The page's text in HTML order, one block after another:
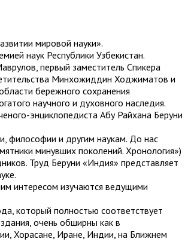
мировой науки».
наук Республики Узбекистан.
первый заместитель Спикера
Минхожиддин Ходжиматов и
бережного сохранения
научного и духовного наследия.
энциклопедиста Абу Райхана Беруни
философии и другим наукам. До нас
минувших поколений. Хронология»)
Труд Беруни «Индия» представляет
интересом изучаются ведущими
который полностью соответствует
очень обширны как в
Хорасане, Иране, Индии, на Ближнем